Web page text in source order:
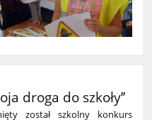
droga do szkoły’’
został szkolny konkurs